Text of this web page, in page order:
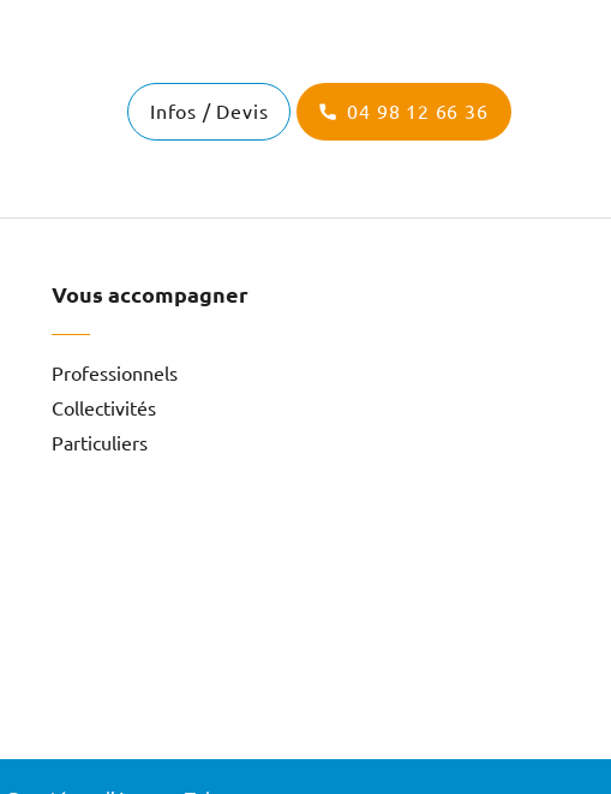
Infos / Devis 04 98 12 66 36
Vous accompagner
Professionnels
Collectivités
Particuliers